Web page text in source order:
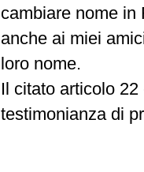
cambiare nome in
anche ai miei
loro nome.
Il citato articolo
testimonianza di